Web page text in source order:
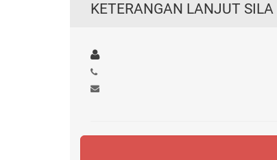
KETERANGAN LANJUT SILA